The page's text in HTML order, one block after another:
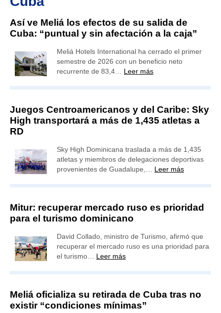
Así ve Meliá los efectos de su salida de
Cuba: “puntual y sin afectación a la caja”
Meliá Hotels International ha cerrado el primer
semestre de 2026 con un beneficio neto
recurrente de 83,4… Leer más
Juegos Centroamericanos y del Caribe: Sky
High transportará a más de 1,435 atletas a
RD
Sky High Dominicana traslada a más de 1,435
atletas y miembros de delegaciones deportivas
provenientes de Guadalupe,… Leer más
Mitur: recuperar mercado ruso es prioridad
para el turismo dominicano
David Collado, ministro de Turismo, afirmó que
recuperar el mercado ruso es una prioridad para
el turismo… Leer más
Meliá oficializa su retirada de Cuba tras no
existir “condiciones mínimas”